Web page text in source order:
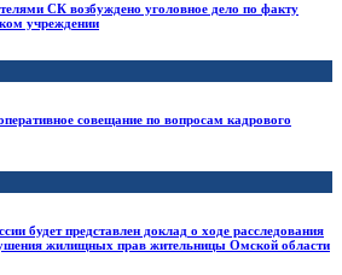
СК возбуждено уголовное дело по факту
учреждении
совещание по вопросам кадрового
будет представлен доклад о ходе расследования
жилищных прав жительницы Омской области